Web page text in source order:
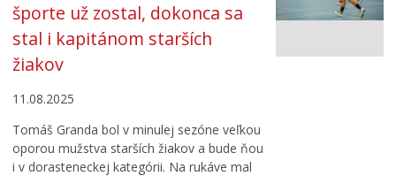
športe už zostal, dokonca sa
stal i kapitánom starších
žiakov
11.08.2025
Tomáš Granda bol v minulej sezóne veľkou
oporou mužstva starších žiakov a bude ňou
i v dorasteneckej kategórii. Na rukáve mal